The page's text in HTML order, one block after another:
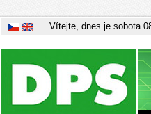
Vítejte, dnes je sobota